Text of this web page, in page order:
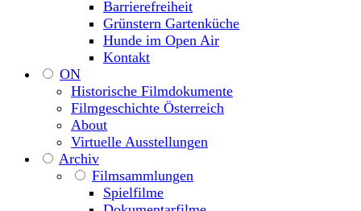
Barrierefreiheit
Grünstern Gartenküche
Hunde im Open Air
Kontakt
ON
Historische Filmdokumente
Filmgeschichte Österreich
About
Virtuelle Ausstellungen
Archiv
Filmsammlungen
Spielfilme